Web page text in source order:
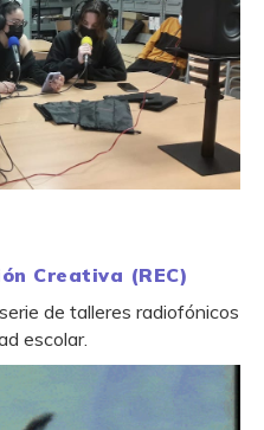
Creativa (REC)
de talleres radiofónicos
escolar.